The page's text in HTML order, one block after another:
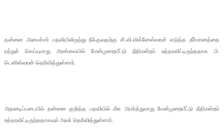
தன்னை அமைச்சர் பதவியிலிருந்து நீக்குவதற்கு சி.வி.விக்னேஸ்வரன் எடுத்த தீர்மானத்தை
ரத்துச் செய்யுமாறு அண்மையில் மேன்முறையீட்டு நீதிமன்றம் உத்தரவிட்டிருந்ததாக பி.​
டெனிஸ்வரன் தெரிவித்துள்ளார்.
அதனடிப்படையில் தன்னை குறித்த பதவியில் மீள அமர்த்துமாறு மேன்முறையீட்டு நீதிமன்றம்
உத்தரவிட்டிருந்ததாகவும் அவர் தெரிவித்துள்ளார்.